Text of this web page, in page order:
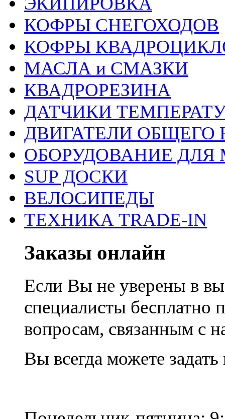
КОФРЫ СНЕГОХОДОВ
КОФРЫ
МАСЛА и СМАЗКИ
КВАДРОРЕЗИНА
ДАТЧИКИ
ДВИГАТЕЛИ ОБЩЕГО
ОБОРУДОВАНИЕ
SUP ДОСКИ
ВЕЛОСИПЕДЫ
ТЕХНИКА TRADE-IN
Заказы онлайн
Если Вы не уверены в
специалисты
вопросам, связанным с
Вы всегда можете